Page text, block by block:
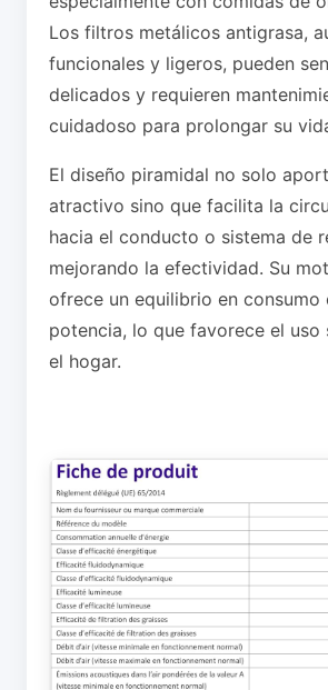
Los filtros metálicos antigrasa,
funcionales y ligeros, pueden
delicados y requieren
cuidadoso para prolongar su
El diseño piramidal no solo
atractivo sino que facilita la
hacia el conducto o sistema de
mejorando la efectividad. Su
ofrece un equilibrio en consumo
potencia, lo que favorece el uso
el hogar.